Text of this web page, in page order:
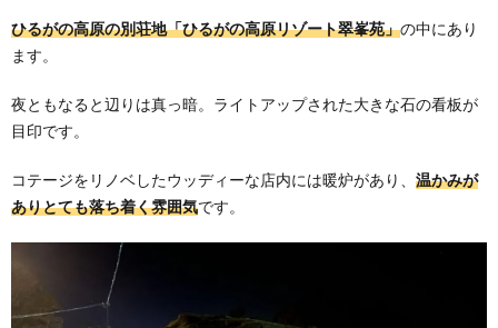
ひるがの高原の別荘地「ひるがの高原リゾート翠峯苑」の中にあり
ます。
夜ともなると辺りは真っ暗。ライトアップされた大きな石の看板が
目印です。
コテージをリノベしたウッディーな店内には暖炉があり、 温かみが
ありとても落ち着く雰囲気です。